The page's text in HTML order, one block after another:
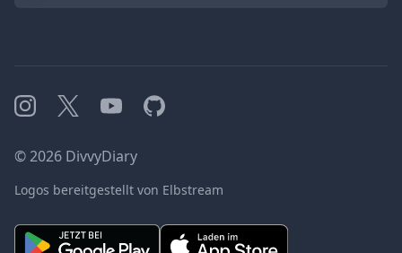
Instagram
X YouTubeGitHub
©2026 DivvyDiary
Logos bereitgestellt von Elbstream